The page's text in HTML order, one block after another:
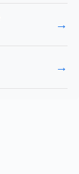
→
→